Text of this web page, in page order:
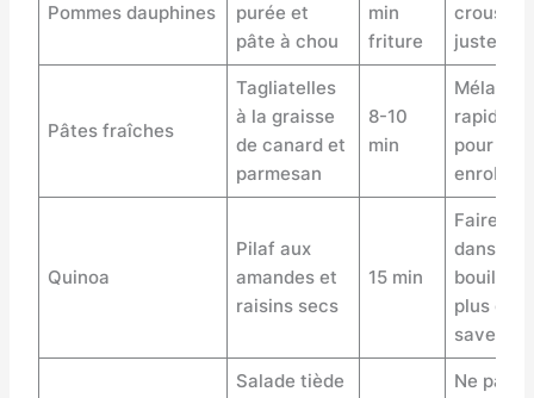
Pommes dauphines
purée et
pâte à chou
min
friture
juste
Pâtes fraîches
Tagliatelles
à la graisse
de canard et
parmesan
8-10
min
pour
enrober
Quinoa
Pilaf aux
amandes et
raisins secs
15 min
Faire
dans un
bouillon
plus de
saveur
Salade tiède
Ne pas